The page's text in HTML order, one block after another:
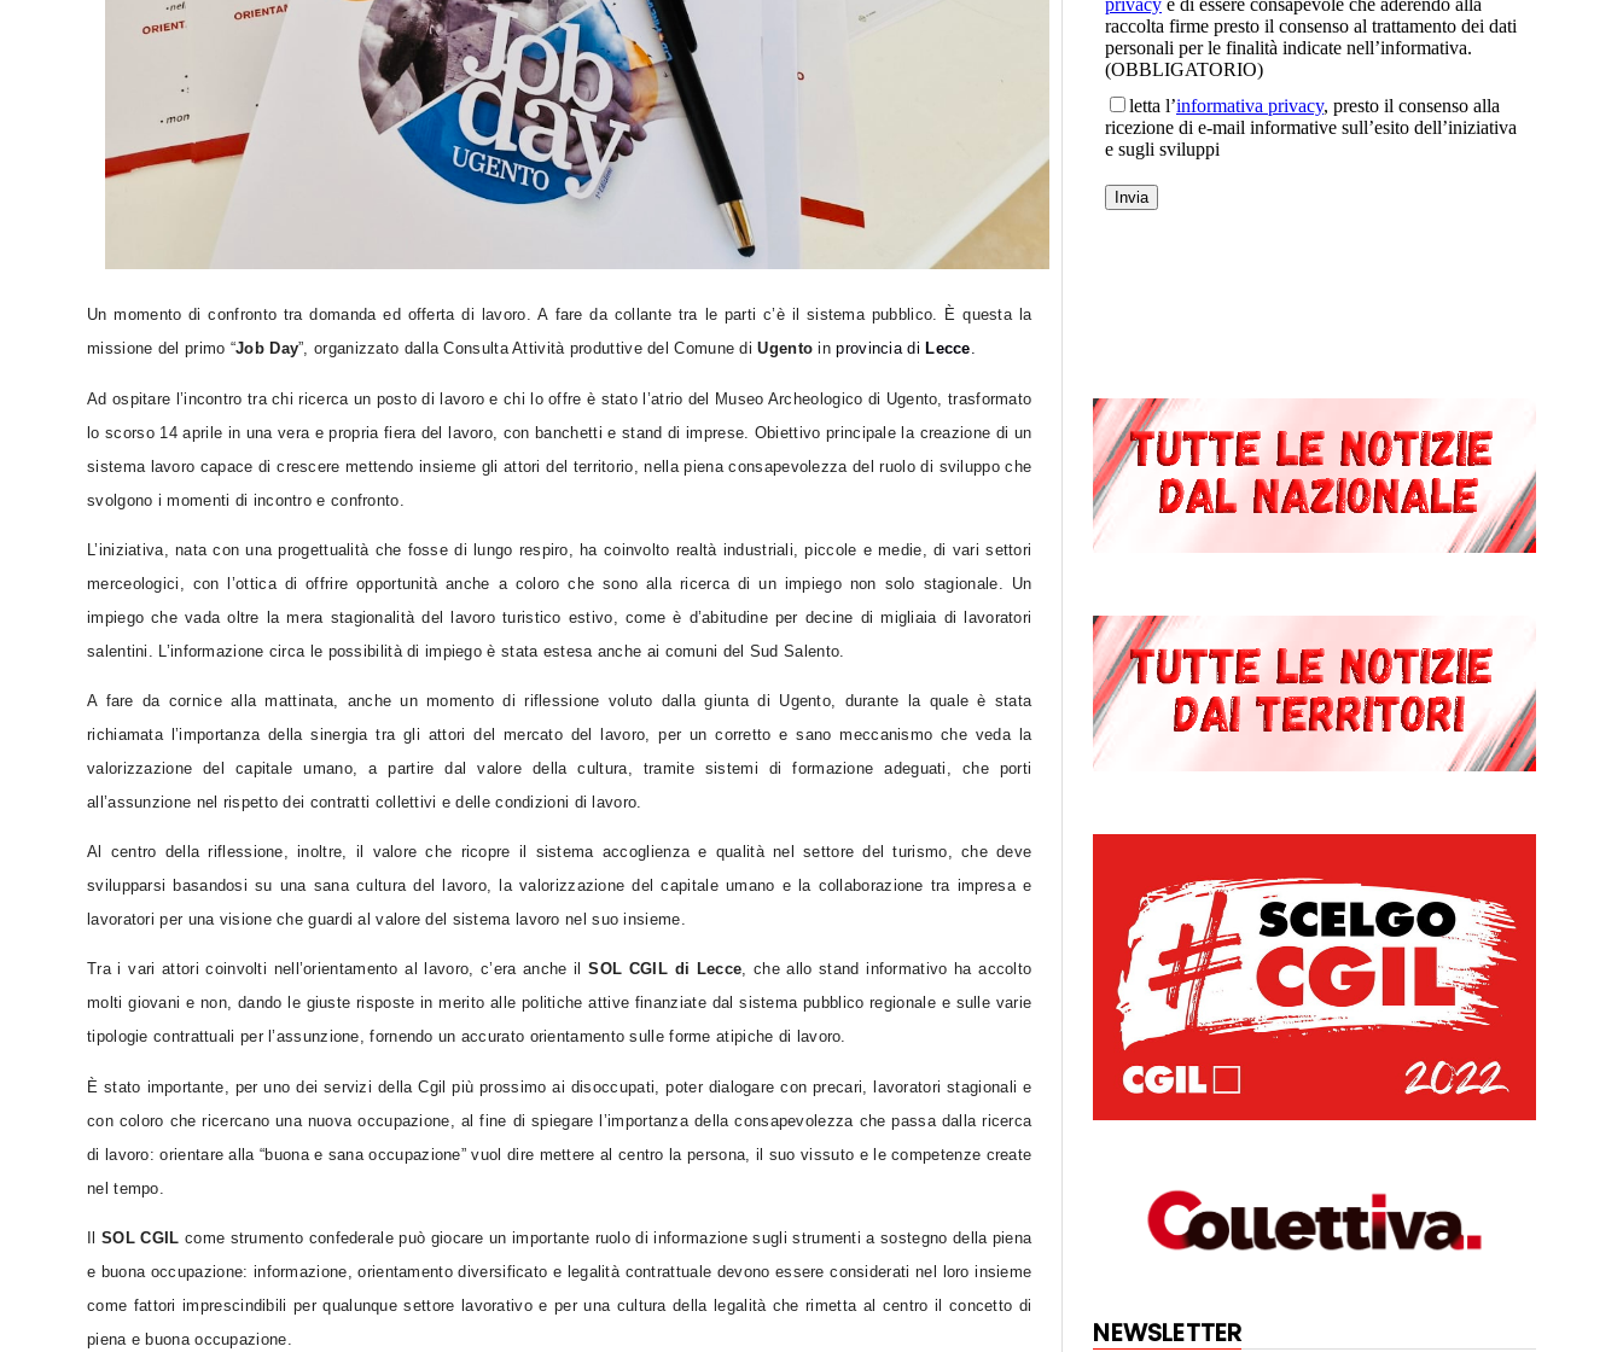
Un momento di confronto tra domanda ed offerta di lavoro. Afare da collante tra le parti c’è il sistema pubblico. È questa la
missione del primo “Job Day”, organizzato dalla Consulta Attività produttive del Comune diUgentoin provincia di Lecce.
Ad ospitare l’incontro tra chi ricerca un posto di lavoro e chi lo offre è stato l’atrio del Museo Archeologico di Ugento, trasformato
lo scorso 14 aprile in una vera e propria fiera del lavoro, con banchetti e stand di imprese. Obiettivo principale la creazione di un
sistema lavoro capace di crescere mettendo insieme gli attori del territorio, nella piena consapevolezza del ruolo di sviluppo che
svolgono i momenti di incontro e confronto.
L’iniziativa, nata con una progettualità che fosse di lungo respiro, ha coinvolto realtà industriali, piccole e medie, di vari settori
merceologici, con l’ottica di offrire opportunità anche a coloro che sono alla ricerca di un impiego non solo stagionale. Un
impiego che vada oltre la mera stagionalità del lavoro turistico estivo, come è d’abitudine per decine di migliaia di lavoratori
salentini. L’informazione circa le possibilità di impiego è stata estesa anche ai comuni del Sud Salento.
A fare da cornice alla mattinata, anche un momento di riflessione voluto dalla giunta di Ugento, durante la quale è stata
richiamata l’importanza della sinergia tra gli attori del mercato del lavoro, per un corretto e sano meccanismo che veda la
valorizzazione del capitale umano, a partire dal valore della cultura, tramite sistemi di formazione adeguati, che porti
all’assunzione nel rispetto dei contratti collettivi e delle condizioni di lavoro.
Al centro della riflessione, inoltre, il valore che ricopre il sistema accoglienza e qualità nel settore del turismo, che deve
svilupparsi basandosi su una sana cultura del lavoro, la valorizzazione del capitale umano e la collaborazione tra impresa e
lavoratori per una visione che guardi al valore del sistema lavoro nel suo insieme.
Tra i vari attori coinvolti nell’orientamento al lavoro, c’era anche ilSOL CGIL di Lecce, che allo stand informativo ha accolto
molti giovani e non, dando le giuste risposte in merito alle politiche attive finanziate dal sistema pubblico regionale e sulle varie
tipologie contrattuali per l’assunzione, fornendo un accurato orientamento sulle forme atipiche di lavoro.
È stato importante, per uno dei servizi della Cgil più prossimo ai disoccupati, poter dialogare con precari, lavoratori stagionali e
con coloro che ricercano una nuova occupazione, al fine di spiegare l’importanza della consapevolezza che passa dalla ricerca
di lavoro: orientare alla “buona e sana occupazione” vuol dire mettere al centro la persona, il suo vissuto e le competenze create
nel tempo.
IlSOL CGIL come strumento confederale può giocare un importante ruolo di informazione sugli strumenti a sostegno della piena
e buona occupazione: informazione, orientamento diversificato e legalità contrattuale devono essere considerati nel loro insieme
come fattori imprescindibili per qualunque settore lavorativo e per una cultura della legalità che rimetta al centro il concetto di
piena e buona occupazione.
NEWSLETTER